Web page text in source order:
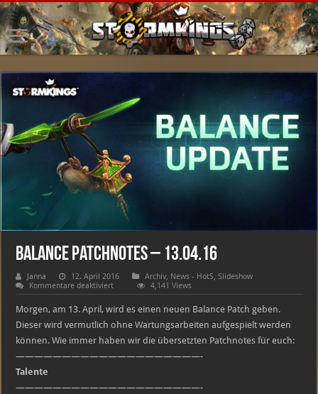
Balance Patchnotes – 13.04.16
Janna 12. April 2016 Archiv, News - HotS,Slideshow
Kommentare deaktiviertfür
Balance
Patchnotes
–
13.04.16
4,141 Views
Morgen, am 13. April, wird es einen neuen Balance Patch geben.
Dieser wird vermutlich ohne Wartungsarbeiten aufgespielt werden
können. Wie immer haben wir die übersetzten Patchnotes für euch:
————————————————————-
Talente
————————————————————-